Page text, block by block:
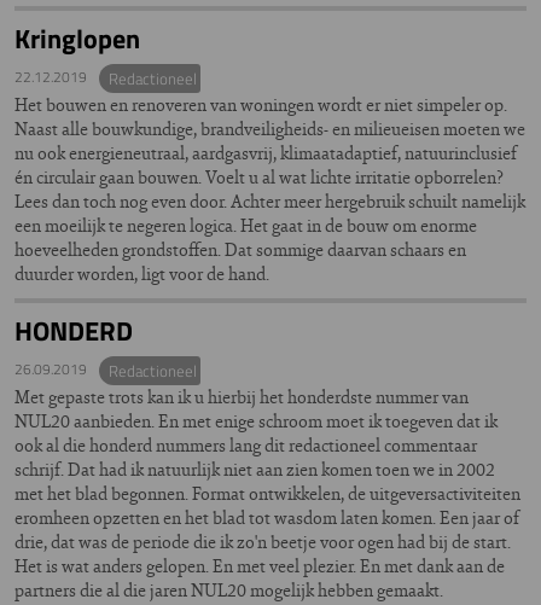
Kringlopen
22.12.2019 Redactioneel
Het bouwen en renoveren van woningen wordt er niet simpeler op.
Naast alle bouwkundige, brandveiligheids- en milieueisen moeten we
nu ook energieneutraal, aardgasvrij, klimaatadaptief, natuurinclusief
én circulair gaan bouwen. Voelt u al wat lichte irritatie opborrelen?
Lees dan toch nog even door. Achter meer hergebruik schuilt namelijk
een moeilijk te negeren logica. Het gaat in de bouw om enorme
hoeveelheden grondstoffen. Dat sommige daarvan schaars en
duurder worden, ligt voor de hand.
HONDERD
26.09.2019 Redactioneel
Met gepaste trots kan ik u hierbij het honderdste nummer van
NUL20 aanbieden. En met enige schroom moet ik toegeven dat ik
ook al die honderd nummers lang dit redactioneel commentaar
schrijf. Dat had ik natuurlijk niet aan zien komen toen we in 2002
met het blad begonnen. Format ontwikkelen, de uitgeversactiviteiten
eromheen opzetten en het blad tot wasdom laten komen. Een jaar of
drie, dat was de periode die ik zo'n beetje voor ogen had bij de start.
Het is wat anders gelopen. En met veel plezier. En met dank aan de
partners die al die jaren NUL20 mogelijk hebben gemaakt.